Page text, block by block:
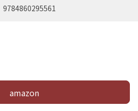
9784860295561
amazon